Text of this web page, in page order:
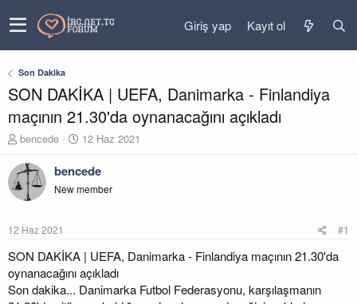
Giriş yap Kayıt ol
Son Dakika
SON DAKİKA | UEFA, Danimarka - Finlandiya
maçının 21.30'da oynanacağını açıkladı
K
n
u
y
b
a
ş
a
t
bencede
B
ş
l
a
ç
a
r
12 Haz 2021
bencede
New member
12 Haz 2021 #1
SON DAKİKA | UEFA, Danimarka - Finlandiya maçının 21.30'da
oynanacağını açıkladı
Son dakika... Danimarka Futbol Federasyonu, karşılaşmanın